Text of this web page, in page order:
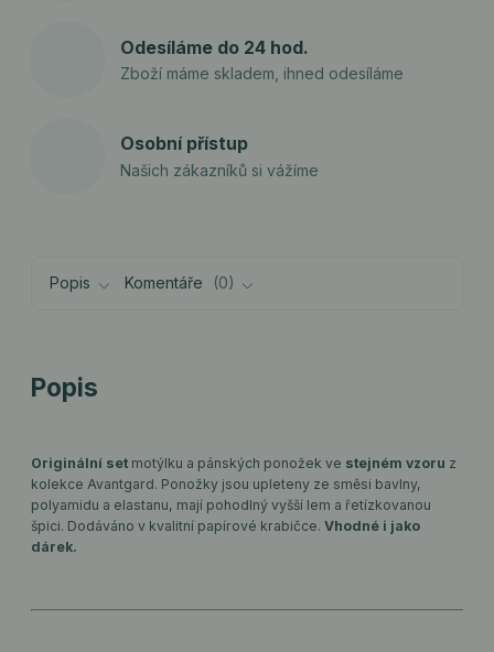
Odesíláme do 24 hod.
Zboží máme skladem, ihned odesíláme
Osobní přístup
Našich zákazníků si vážíme
Popis Komentáře 0
Popis
Originální set motýlku a pánských ponožek ve stejném vzoru z
kolekce Avantgard. Ponožky jsou upleteny ze směsi bavlny,
polyamidu a elastanu, mají pohodlný vyšší lem a řetízkovanou
špici. Dodáváno v kvalitní papírové krabičce.Vhodné i jako
dárek.